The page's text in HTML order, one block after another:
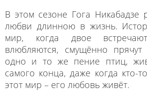
В этом сезоне Гога Никабадзе
любви длинною в жизнь.
мир, когда двое
влюбляются, смущённо прячут
одно и то же пение птиц,
самого конца, даже когда кто-
этот мир – его любовь живёт.